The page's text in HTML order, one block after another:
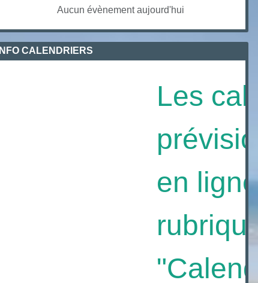
Aucun évènement aujourd'hui
INFO CALENDRIERS
Les
en ligne
rubrique